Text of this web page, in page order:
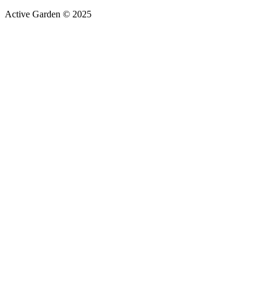
Active Garden © 2025